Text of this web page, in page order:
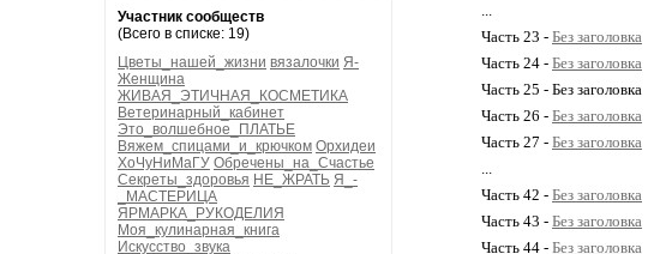
Участник сообществ
(Всего в списке: 19)
Цветы_нашей_жизни вязалочки Я-
Женщина
ЖИВАЯ_ЭТИЧНАЯ_КОСМЕТИКА
Ветеринарный_кабинет
Это_волшебное_ПЛАТЬЕ
Вяжем_спицами_и_крючком Орхидеи
ХоЧуНиМаГУ Обречены_на_Счастье
Секреты_здоровья НЕ_ЖРАТЬ Я_-
_МАСТЕРИЦА
ЯРМАРКА_РУКОДЕЛИЯ
Моя_кулинарная_книга
Искусство_звука
...
Часть 23 - Без заголовка
Часть 24 - Без заголовка
Часть 25 - Без заголовка
Часть 26 - Без заголовка
Часть 27 - Без заголовка
...
Часть 42 - Без заголовка
Часть 43 - Без заголовка
Часть 44 - Без заголовка